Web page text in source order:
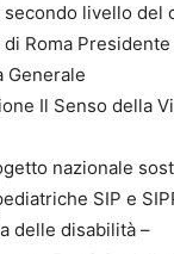
livello del
Roma Presidente
Generale
Il Senso della
nazionale
SIP e
delle disabilità –